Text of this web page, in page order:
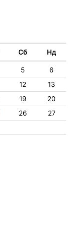
Сб Нд
5
6
12
13
19
20
26
27